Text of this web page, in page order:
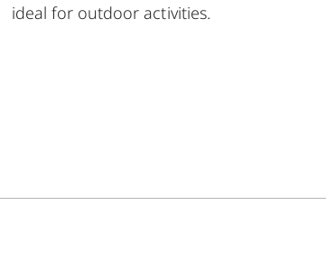
ideal for outdoor activities.